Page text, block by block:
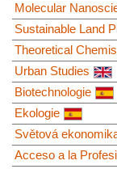
Molecular
Sustainable Land
Theoretical
Urban Studies
Biotechnologie
Ekologie
Světová
Acceso a la